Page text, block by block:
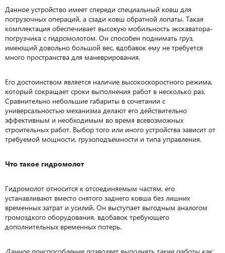
Данное устройство имеет спереди специальный ковш для
погрузочных операций, а сзади ковш обратной лопаты. Такая
комплектация обеспечивает высокую мобильность экскаватора-
погрузчика с гидромолотом. Он способен поднимать груз,
имеющий довольно большой вес, вдобавок ему не требуется
много пространства для маневрирования.
Его достоинством является наличие высокоскоростного режима,
который сокращает сроки выполнения работ в несколько раз.
Сравнительно небольшие габариты в сочетании с
универсальностью механизма делают его действительно
эффективным и необходимым во время всевозможных
строительных работ. Выбор того или иного устройства зависит от
требуемой мощности, грузоподъемности и типа управления.
Что такое гидромолот
Гидромолот относится к отсоединяемым частям, его
устанавливают вместо снятого заднего ковша без лишних
временных затрат и усилий. Он выступает выгодным аналогом
громоздкого оборудования, вдобавок требующего
дополнительных временных потерь.
Данное приспособление позволяет выполнять такие работы как: